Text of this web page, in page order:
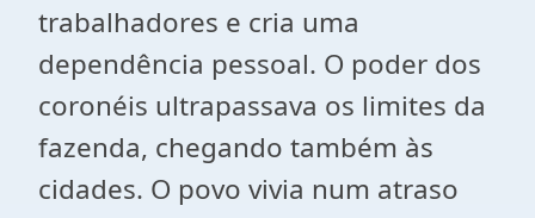
trabalhadores e cria uma
dependência pessoal. O poder dos
coronéis ultrapassava os limites da
fazenda, chegando também às
cidades. O povo vivia num atraso